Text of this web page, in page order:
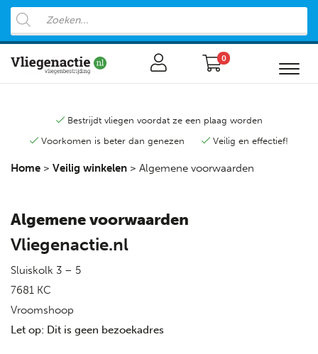
0
Bestrijdt vliegen voordat ze een plaag worden
Voorkomen is beter dan genezen
Veilig en effectief!
Home > Veilig winkelen > Algemene voorwaarden
Algemene voorwaarden
Vliegenactie.nl
Sluiskolk 3 – 5
7681 KC
Vroomshoop
Let op: Dit is geen bezoekadres